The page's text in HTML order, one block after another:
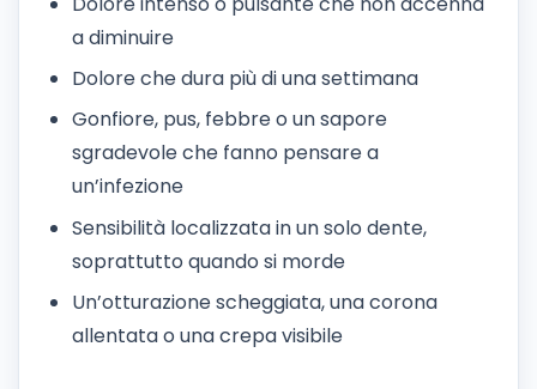
a diminuire
Dolore che dura più di una settimana
Gonfiore, pus, febbre o un sapore
sgradevole che fanno pensare a
un’infezione
Sensibilità localizzata in un solo dente,
soprattutto quando si morde
Un’otturazione scheggiata, una corona
allentata o una crepa visibile